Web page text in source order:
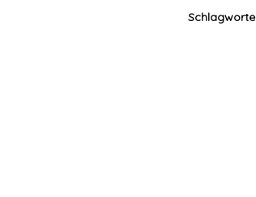
Schlagworte